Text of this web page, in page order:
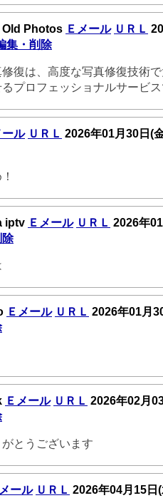
Photos Ｅメール ＵＲＬ
集・削除
復は、高度な写真修復技術
プロフェッショナルサービ
ール ＵＲＬ 2026年01月30日(
iptv Ｅメール ＵＲＬ 2026年
除
Ｅメール ＵＲＬ 2026年01月
Ｅメール ＵＲＬ 2026年02月
とうございます
ール ＵＲＬ 2026年04月15日